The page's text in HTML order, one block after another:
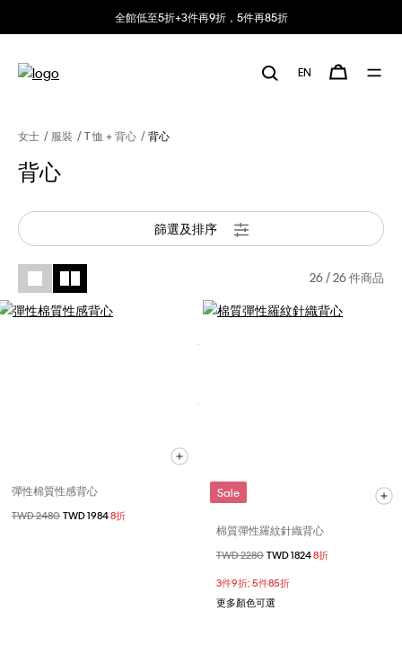
全館低至5折+3件再9折，5件再85折
EN
女士 服裝 T 恤 + 背心 背心
背心
篩選及排序
26 / 26 件商品
彈性棉質性感背心
價格扣減從
TWD 2480 至
TWD 19848折
Sale
棉質彈性羅紋針織背心
價格扣減從
TWD 2280 至
TWD 18248折
3件9折; 5件85折
更多顏色可選